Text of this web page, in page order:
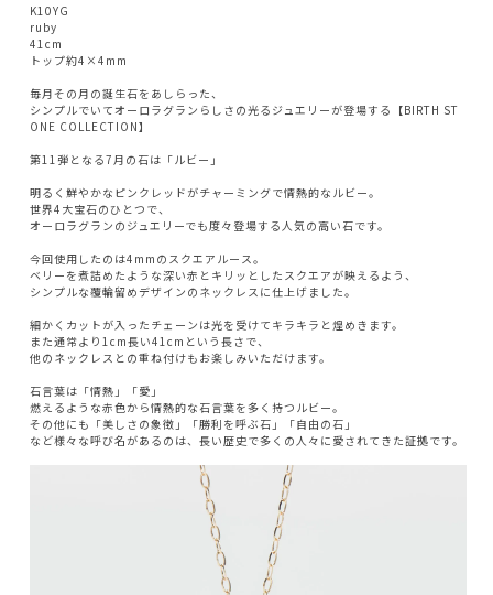
K10YG
ruby
41cm
トップ約4×4mm
毎月その月の誕生石をあしらった、
シンプルでいてオーロラグランらしさの光るジュエリーが登場する【BIRTH ST
ONE COLLECTION】
第11弾となる7月の石は「ルビー」
明るく鮮やかなピンクレッドがチャーミングで情熱的なルビー。
世界4大宝石のひとつで、
オーロラグランのジュエリーでも度々登場する人気の高い石です。
今回使用したのは4mmのスクエアルース。
ベリーを煮詰めたような深い赤とキリッとしたスクエアが映えるよう、
シンプルな覆輪留めデザインのネックレスに仕上げました。
細かくカットが入ったチェーンは光を受けてキラキラと煌めきます。
また通常より1cm長い41cmという長さで、
他のネックレスとの重ね付けもお楽しみいただけます。
石言葉は「情熱」「愛」
燃えるような赤色から情熱的な石言葉を多く持つルビー。
その他にも「美しさの象徴」「勝利を呼ぶ石」「自由の石」
など様々な呼び名があるのは、長い歴史で多くの人々に愛されてきた証拠です。